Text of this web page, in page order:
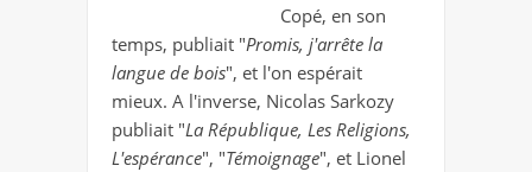
Copé, en son
temps, publiait "Promis, j'arrête la
langue de bois", et l'on espérait
mieux. A l'inverse, Nicolas Sarkozy
publiait "La République, Les Religions,
L'espérance", "Témoignage", et Lionel